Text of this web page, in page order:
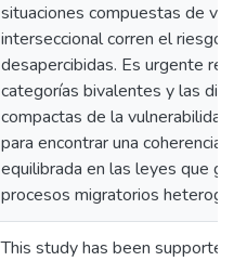
situaciones compuestas de
interseccional corren el riesgo
desapercibidas. Es urgente
categorías bivalentes y las
compactas de la
para encontrar una coherencia
equilibrada en las leyes que
procesos migratorios
This study has been